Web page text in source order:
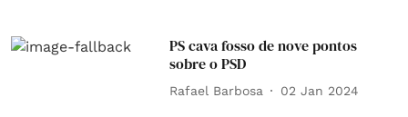
PS cava fosso de nove pontos
sobre o PSD
Rafael Barbosa 02 Jan 2024